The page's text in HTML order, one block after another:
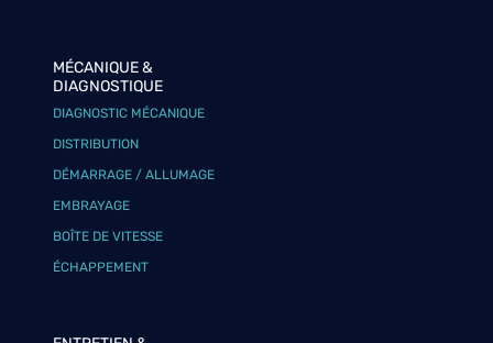
MÉCANIQUE &
DIAGNOSTIQUE
DIAGNOSTIC MÉCANIQUE
DISTRIBUTION
DÉMARRAGE / ALLUMAGE
EMBRAYAGE
BOÎTE DE VITESSE
ÉCHAPPEMENT